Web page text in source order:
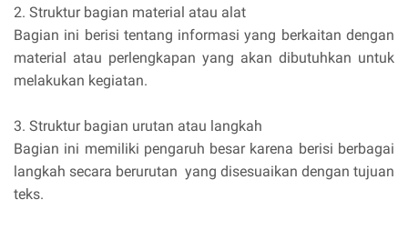
2. Struktur bagian material atau alat
Bagian ini berisi tentang informasi yang berkaitan dengan
material atau perlengkapan yang akan dibutuhkan untuk
melakukan kegiatan.
3. Struktur bagian urutan atau langkah
Bagian ini memiliki pengaruh besar karena berisi berbagai
langkah secara berurutan yang disesuaikan dengan tujuan
teks.